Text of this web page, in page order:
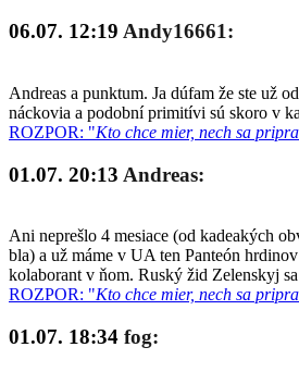
06.07. 12:19 Andy16661:
Andreas a punktum. Ja dúfam že ste už
náckovia a podobní primitívi sú skoro v
ROZPOR: "Kto chce mier, nech sa
01.07. 20:13 Andreas:
Ani neprešlo 4 mesiace (od kadeakých
bla) a už máme v UA ten Panteón
kolaborant v ňom. Ruský žid Zelenskyj
ROZPOR: "Kto chce mier, nech sa
01.07. 18:34 fog: